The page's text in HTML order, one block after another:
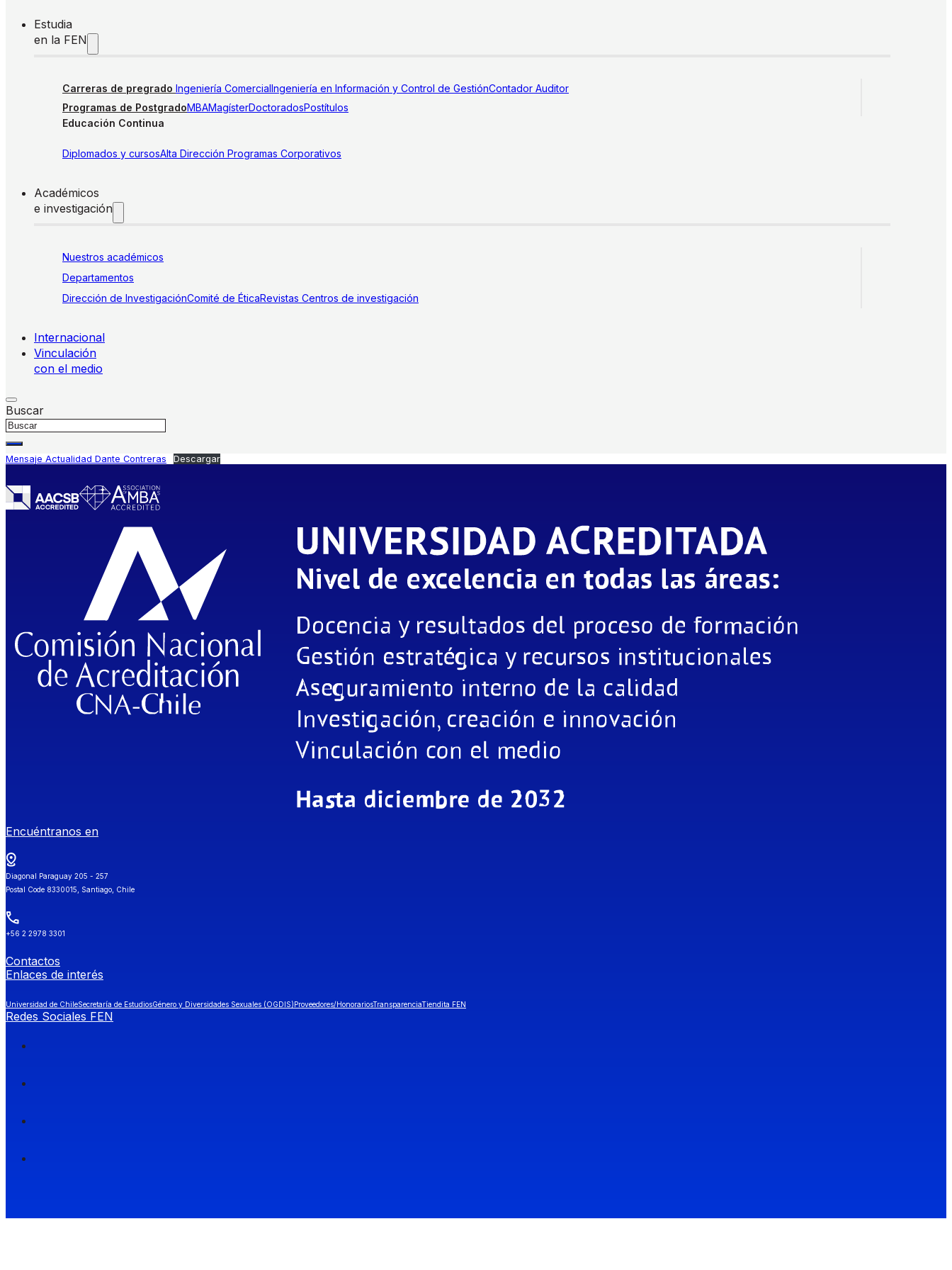
Estudia
en la FEN
Carreras de pregrado Ingeniería ComercialIngeniería en Información y Control de GestiónContador Auditor
Programas de PostgradoMBAMagísterDoctoradosPostítulos
Educación Continua
Diplomados y cursosAlta Dirección Programas Corporativos
Académicos
e investigación
Nuestros académicos
Departamentos
Dirección de InvestigaciónComité de ÉticaRevistas Centros de investigación
Internacional
Vinculación
con el medio
Buscar
Mensaje Actualidad Dante Contreras Descargar
Encuéntranos en
Diagonal Paraguay 205 - 257
Postal Code 8330015, Santiago, Chile
+56 2 2978 3301
Contactos
Enlaces de interés
Universidad de ChileSecretaría de EstudiosGénero y Diversidades Sexuales (OGDIS)Proveedores/HonorariosTransparenciaTiendita FEN
Redes Sociales FEN